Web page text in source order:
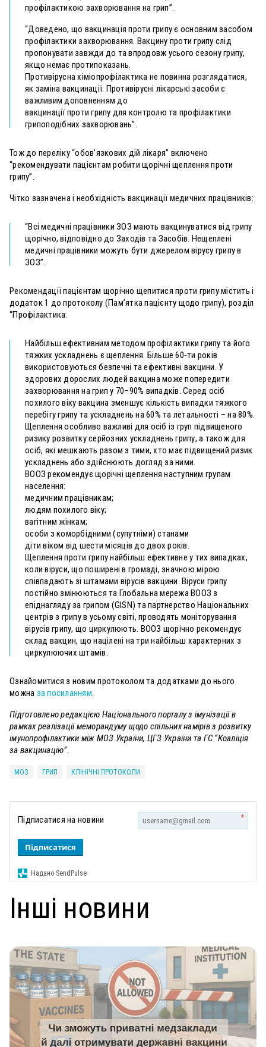
профілактикою захворювання на грип”.
“Доведено, що вакцинація проти грипу є основним засобом
профілактики захворювання. Вакцину проти грипу слід
пропонувати завжди до та впродовж усього сезону грипу,
якщо немає протипоказань.
Противірусна хіміопрофілактика не повинна розглядатися,
як заміна вакцинації. Противірусні лікарські засоби є
важливим доповненням до
вакцинації проти грипу для контролю та профілактики
грипоподібних захворювань”.
Тож до переліку “обов’язкових дій лікаря” включено
“рекомендувати пацієнтам робити щорічні щеплення проти
грипу”.
Чітко зазначена і необхідність вакцинації медичних працівників:
“Всі медичні працівники ЗОЗ мають вакцинуватися від грипу
щорічно, відповідно до Заходів та Засобів. Нещеплені
медичні працівники можуть бути джерелом вірусу грипу в
ЗОЗ”.
Рекомендації пацієнтам щорічно щепитися проти грипу містить і
додаток 1 до протоколу (Пам’ятка пацієнту щодо грипу), розділ
“Профілактика:
Найбільш ефективним методом профілактики грипу та його
тяжких ускладнень є щеплення. Більше 60-ти років
використовуються безпечні та ефективні вакцини. У
здорових дорослих людей вакцина може попередити
захворювання на грип у 70–90% випадків. Серед осіб
похилого віку вакцина зменшує кількість випадки тяжкого
перебігу грипу та ускладнень на 60% та летальності – на 80%.
Щеплення особливо важливі для осіб із груп підвищеного
ризику розвитку серйозних ускладнень грипу, а також для
осіб, які мешкають разом з тими, хто має підвищений ризик
ускладнень або здійснюють догляд за ними.
ВООЗ рекомендує щорічні щеплення наступним групам
населення:
медичним працівникам;
людям похилого віку;
вагітним жінкам;
особи з коморбідними (супутніми) станами
діти віком від шести місяців до двох років.
Щеплення проти грипу найбільш ефективне у тих випадках,
коли віруси, що поширені в громаді, значною мірою
співпадають зі штамами вірусів вакцини. Віруси грипу
постійно змінюються та Глобальна мережа ВООЗ з
епіднагляду за грипом (GISN) та партнерство Національних
центрів з грипу в усьому світі, проводять моніторування
вірусів грипу, що циркулюють. ВООЗ щорічно рекомендує
склад вакцин, що націлені на три найбільш характерних з
циркулюючих штамів.
Ознайомитися з новим протоколом та додатками до нього
можна за посиланням.
Підготовлено редакцією Національного порталу з імунізації в
рамках реалізації меморандуму щодо спільних намірів з розвитку
імунопрофілактики між МОЗ України, ЦГЗ України та ГС “Коаліція
за вакцинацію”.
МОЗ ГРИП КЛІНІЧНІ ПРОТОКОЛИ
Підписатися на новини *
Підписатися
Надано SendPulse
Інші новини